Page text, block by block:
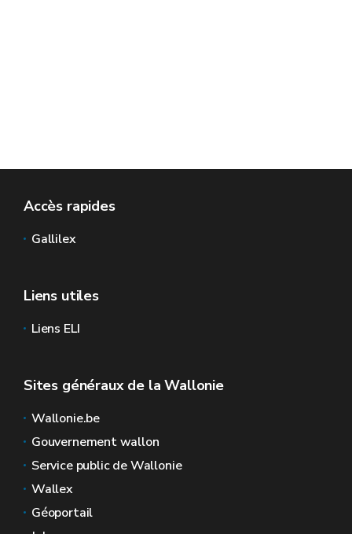
Accès rapides
Gallilex
Liens utiles
Liens ELI
Sites généraux de la Wallonie
Wallonie.be
Gouvernement wallon
Service public de Wallonie
Wallex
Géoportail